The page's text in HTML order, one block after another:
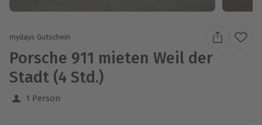
mydays Gutschein
Porsche 911 mieten Weil der
Stadt (4 Std.)
1 Person